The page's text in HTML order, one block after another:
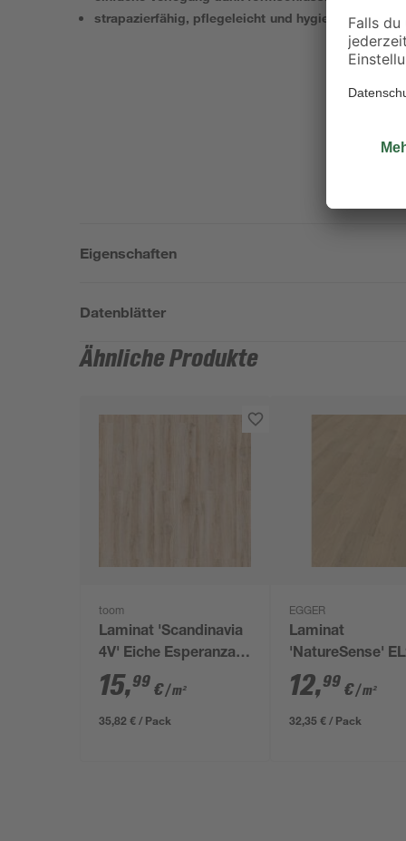
strapazierfähig, pflegeleicht und hygienisch
Eigenschaften
Datenblätter
Ähnliche Produkte
toom
Laminat 'Scandinavia
4V' Eiche Esperanza
hellbraun 7 mm
15,99 €/ m²
35,82 € / Pack
EGGER
Laminat
'NatureSense'
Falun Eiche 7 mm
12,99 €/ m²
32,35 € / Pack